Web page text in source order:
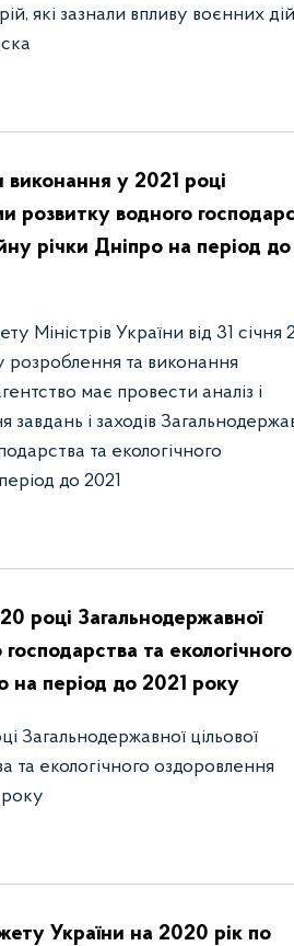
які зазнали впливу воєнних
у 2021 році
розвитку водного
річки Дніпро на період до
Міністрів України від 31 січня
та виконання
має провести аналіз і
і заходів
та екологічного
до 2021
році Загальнодержавної
та екологічного
на період до 2021 року
Загальнодержавної цільової
та екологічного оздоровлення
України на 2020 рік по